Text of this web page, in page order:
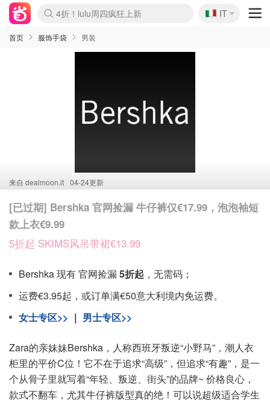
Boticinal 夏促开抢！
4折！lulu周四疯狂上新
速领！Stanley独家85折
Zalando 奥莱闪促！每日更新
🇮🇹
IT
首页 服饰手袋 男装
来自 dealmoon.it 04-24更新
[已过期] Bershka 官网捡漏 牛仔裤仅€17.99，泡泡袖短
款上衣€9.99
5折起 SKIMS风吊带裙€13.99
Bershka 现有 官网捡漏5折起 ，无需码；
运费€3.95起，或订单满€50意大利境内免运费。
女士专区>> ｜ 男士专区>>
Zara的亲妹妹Bershka，人称西班牙叛逆“小野马”，潮人衣
柜里的平价C位！它不在于追求“高级”，但追求“有趣”，是一
个从骨子里就写着“年轻、叛逆、街头”的品牌~ 价格良心，
款式不翻车，尤其牛仔裤版型真的绝！可以说超级适合学生